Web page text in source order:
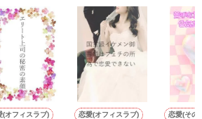
作品を読む
てきて──？
子』🦅
子？！！！』🐥
見せる素顔は、なぜか想像以上に甘く
(オフィスラブ) 恋愛(オフィスラブ) 恋愛(その